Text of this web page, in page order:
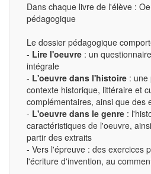
Dans chaque livre de l'élève :
pédagogique
Le dossier pédagogique
- Lire l'oeuvre : un
intégrale
- L'oeuvre dans l'histoire : une
contexte historique, littéraire et
complémentaires, ainsi que des
- L'oeuvre dans le genre :
caractéristiques de l'oeuvre,
partir des extraits
- Vers l'épreuve : des exercices
l'écriture d'invention, au